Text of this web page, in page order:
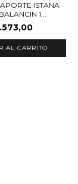
ISTANA
1...
AL CARRITO